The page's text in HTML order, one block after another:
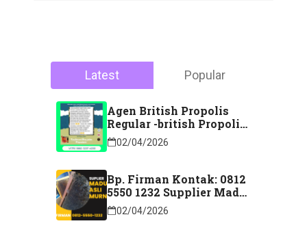
Latest Popular
Agen British Propolis
Regular -british Propolis
Regular Di Majene
Sulawesi Barat Hubungi
02/04/2026
Bp. Firman Kontak: 0812
5550 1232 Supplier Madu
Asli Murni Sidoarjo
Jawa Timur
02/04/2026